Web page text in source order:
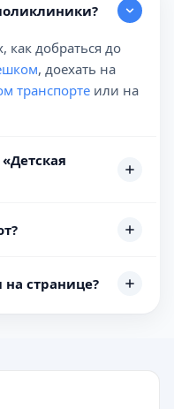
как добраться до
, доехать на
транспорте или на
странице?